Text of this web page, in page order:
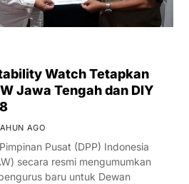
Watch Tetapkan
Jawa Tengah dan DIY
AGO
Pusat (DPP) Indonesia
secara resmi mengumumkan
baru untuk Dewan